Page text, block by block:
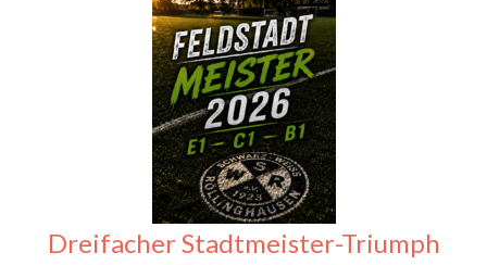
Dreifacher Stadtmeister-Triumph